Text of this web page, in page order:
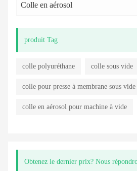
Colle en aérosol
produit Tag
colle polyuréthane colle sous vide
colle pour presse à membrane sous vide
colle en aérosol pour machine à vide
Obtenez le dernier prix? Nous